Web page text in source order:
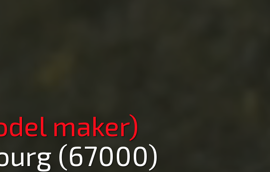
maker)
(67000)